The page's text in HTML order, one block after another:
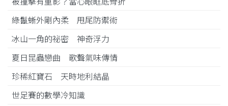
綠鬣蜥外剛內柔 甩尾防禦術
冰山一角的祕密 神奇浮力
夏日昆蟲戀曲 歌聲氣味傳情
珍稀紅寶石 天時地利結晶
世足賽的數學冷知識